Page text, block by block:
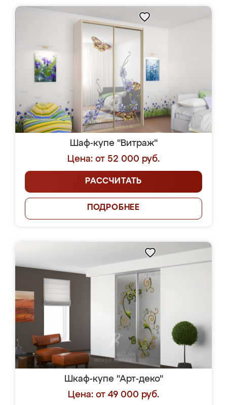
Шаф-купе "Витраж"
Цена: от 52 000 руб.
РАССЧИТАТЬ
ПОДРОБНЕЕ
Шкаф-купе "Арт-деко"
Цена: от 49 000 руб.